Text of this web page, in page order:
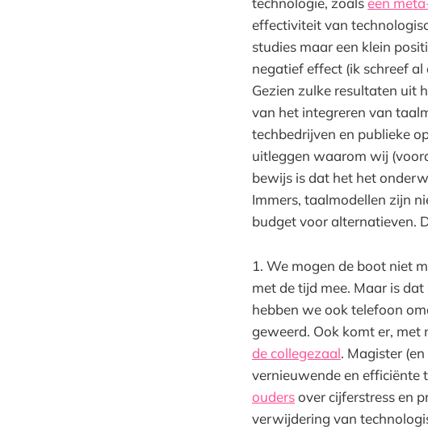
effectiviteit van
studies maar een klein
negatief effect (ik schreef al
Gezien zulke resultaten uit
van het integreren van
techbedrijven en publieke
uitleggen waarom wij
bewijs is dat het het
Immers, taalmodellen zijn
budget voor alternatieven.
1. We mogen de boot niet
met de tijd mee. Maar is
hebben we ook telefoon
geweerd. Ook komt er, met
de collegezaal. Magister
vernieuwende en efficiënte
oudersover cijferstress en
verwijdering van